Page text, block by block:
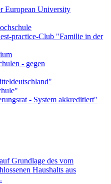
Grundlage des vom
Haushalts aus